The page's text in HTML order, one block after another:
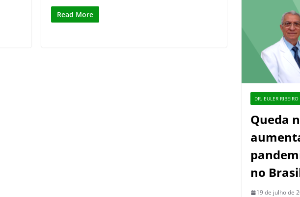
Read More
DR. EULER RIBEIRO
Queda
no
19 de julho de